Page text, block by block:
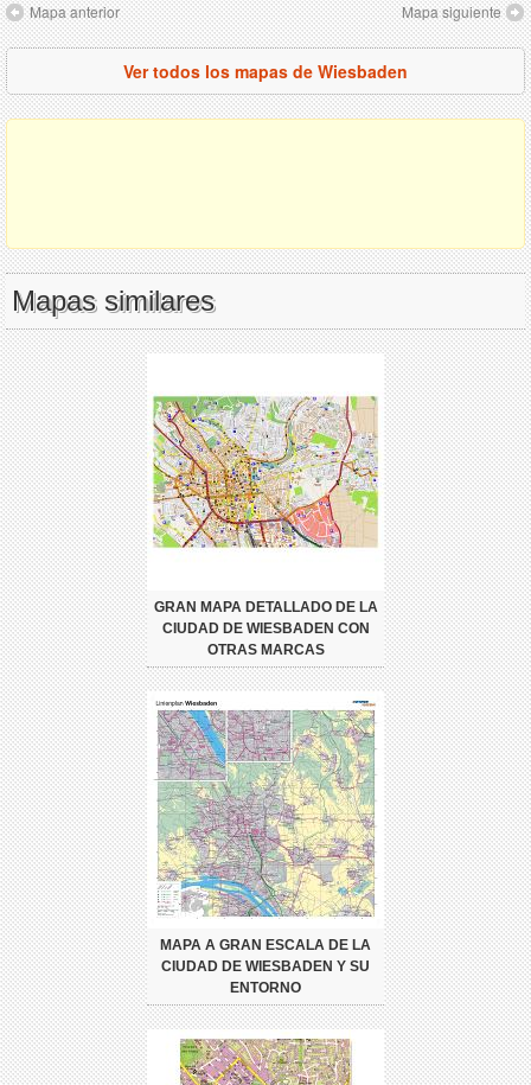
Mapa anterior Mapa siguiente
Ver todos los mapas de Wiesbaden
Mapas similares
GRAN MAPA DETALLADO DE LA
CIUDAD DE WIESBADEN CON
OTRAS MARCAS
MAPA A GRAN ESCALA DE LA
CIUDAD DE WIESBADEN Y SU
ENTORNO